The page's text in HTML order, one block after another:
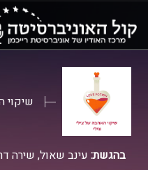
שיקוי
בהגשת: עינב שאול, שירה